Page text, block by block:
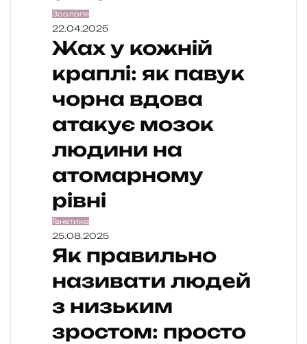
Зоологія
22.04.2025
Жах у кожній
краплі: як павук
чорна вдова
атакує мозок
людини на
атомарному
рівні
Генетика
25.08.2025
Як правильно
називати людей
з низьким
зростом: просто